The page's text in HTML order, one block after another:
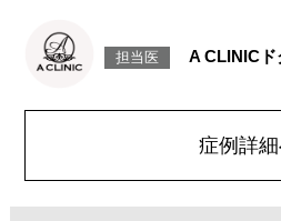
張るような感覚が一時的に生じることが
反応や細菌感染、さらに血管内への誤
術後1〜2週間は、注入部位を強く押す・
費用：クレヴィエルコントア 131,800円(
施術名：ヒアルロン酸注入
担当医 A CLINICド
症例詳